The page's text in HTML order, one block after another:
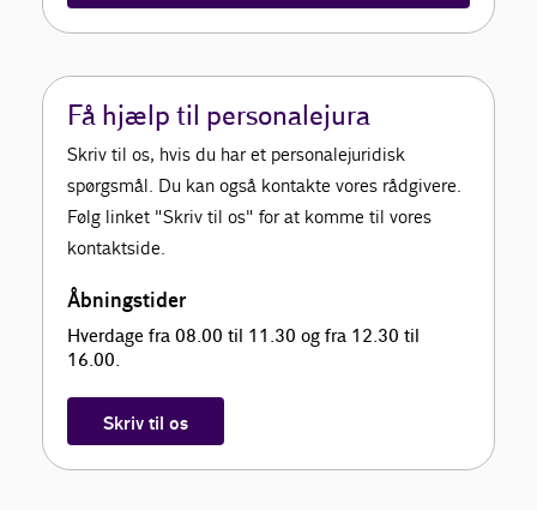
Få hjælp til personalejura
Skriv til os, hvis du har et personalejuridisk
spørgsmål. Du kan også kontakte vores rådgivere.
Følg linket "Skriv til os" for at komme til vores
kontaktside.
Åbningstider
Hverdage fra 08.00 til 11.30 og fra 12.30 til
16.00.
Skriv til os